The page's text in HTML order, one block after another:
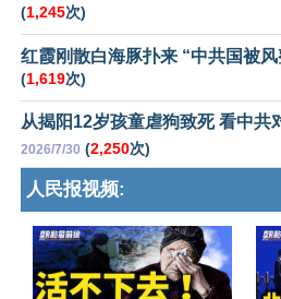
(1,245次)
红霞刚散白海豚扑来 “中共国被风
(1,619次)
从揭阳12岁孩童虐狗致死 看中共
2026/7/30 (2,250次)
人民报视频: